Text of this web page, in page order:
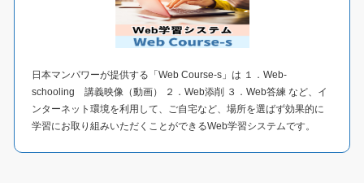
日本マンパワーが提供する「Web Course-s」は １．Web-
schooling 講義映像（動画） ２．Web添削 ３．Web答練 など、イ
ンターネット環境を利用して、ご自宅など、場所を選ばず効果的に
学習にお取り組みいただくことができるWeb学習システムです。